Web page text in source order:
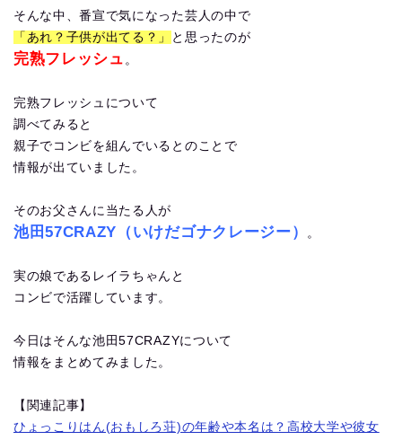
そんな中、番宣で気になった芸人の中で
「あれ？子供が出てる？」
と思ったのが
完熟フレッシュ 。
完熟フレッシュについて
調べてみると
親子でコンビを組んでいるとのことで
情報が出ていました。
そのお父さんに当たる人が
池田57CRAZY（いけだゴナクレージー） 。
実の娘であるレイラちゃんと
コンビで活躍しています。
今日はそんな池田57CRAZYについて
情報をまとめてみました。
【関連記事】
ひょっこりはん(おもしろ荘)の年齢や本名は？高校大学や彼女